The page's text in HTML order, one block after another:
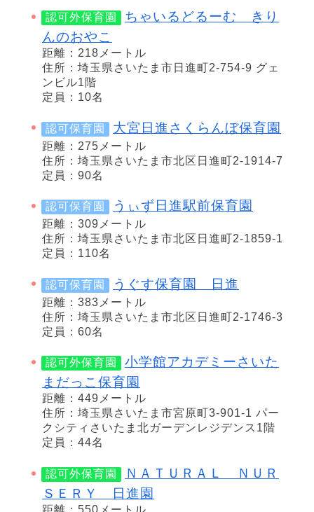
認可外保育園
ちゃいるどるーむ きり
んのおやこ
距離：218メートル
住所：埼玉県さいたま市日進町2-754-9 グェ
ンビル1階
定員：10名
認可保育園 大宮日進さくらんぼ保育園
距離：275メートル
住所：埼玉県さいたま市北区日進町2-1914-7
定員：90名
認可保育園 うぃず日進駅前保育園
距離：309メートル
住所：埼玉県さいたま市北区日進町2-1859-1
定員：110名
認可保育園 うぐす保育園 日進
距離：383メートル
住所：埼玉県さいたま市北区日進町2-1746-3
定員：60名
認可外保育園
小学館アカデミーさいた
まだっこ保育園
距離：449メートル
住所：埼玉県さいたま市宮原町3-901-1 パー
クシティさいたま北ガーデンレジデンス1階
定員：44名
認可外保育園
ＮＡＴＵＲＡＬ ＮＵＲ
ＳＥＲＹ 日進園
距離：550メートル